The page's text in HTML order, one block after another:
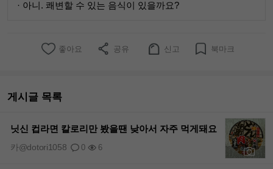
· 아니. 쾌변할 수 있는 음식이 있을까요?
좋아요 공유 신고 북마크
게시글 목록
닛신 컵라면 칼로리만 봤을땐 낮아서 자주 먹게돼요
0 6
카@dotori1058